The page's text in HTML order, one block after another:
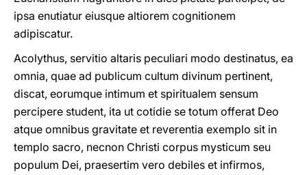
ipsa enutiatur eiusque altiorem cognitionem
adipiscatur.
Acolythus, servitio altaris peculiari modo destinatus, ea
omnia, quae ad publicum cultum divinum pertinent,
discat, eorumque intimum et spiritualem sensum
percipere student, ita ut cotidie se totum offerat Deo
atque omnibus gravitate et reverentia exemplo sit in
templo sacro, necnon Christi corpus mysticum seu
populum Dei, praesertim vero debiles et infirmos,